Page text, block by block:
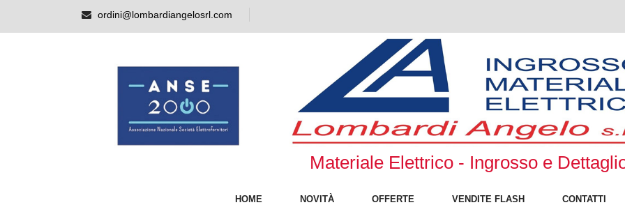
ordini@lombardiangelosrl.com
Materiale Elettrico - Ingrosso e
HOME NOVITÀ OFFERTE VENDITE FLASH CONTATTI